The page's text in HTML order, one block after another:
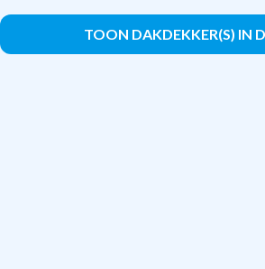
TOON DAKDEKKER(S) IN